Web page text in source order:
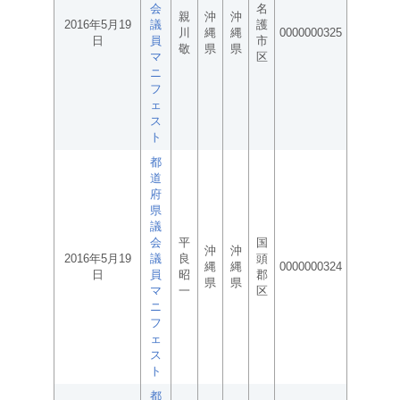
2016年5月19
日
会
議
員
マ
ニ
フ
ェ
ス
ト
親
川
敬
沖
縄
県
沖
縄
県
名
護
市
区
0000000325
2016年5月19
日
都
道
府
県
議
会
議
員
マ
ニ
フ
ェ
ス
ト
平
良
昭
一
沖
縄
県
沖
縄
県
国
頭
郡
区
0000000324
都